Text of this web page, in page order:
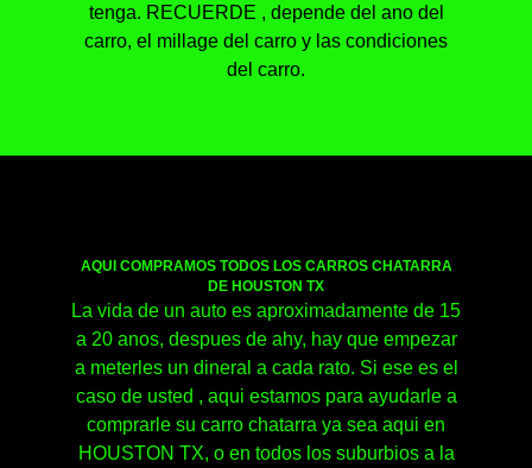
tenga. RECUERDE , depende del ano del
carro, el millage del carro y las condiciones
del carro.
AQUI COMPRAMOS TODOS LOS CARROS CHATARRA
DE HOUSTON TX
La vida de un auto es aproximadamente de 15
a 20 anos, despues de ahy, hay que empezar
a meterles un dineral a cada rato. Si ese es el
caso de usted , aqui estamos para ayudarle a
comprarle su carro chatarra ya sea aqui en
HOUSTON TX, o en todos los suburbios a la